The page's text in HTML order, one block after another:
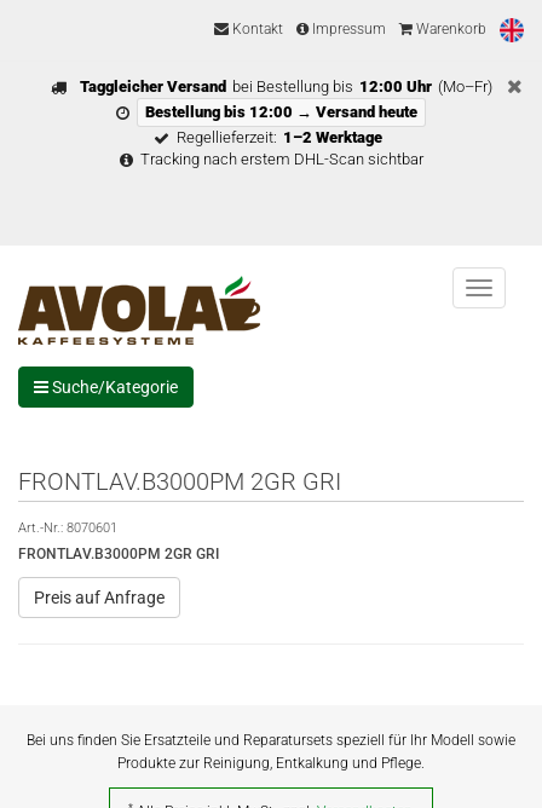
Kontakt Impressum Warenkorb
Taggleicher Versand bei Bestellung bis 12:00 Uhr (Mo–Fr)
Bestellung bis 12:00 → Versand heute
Regellieferzeit: 1–2 Werktage
Tracking nach erstem DHL-Scan sichtbar
Menu
Suche/Kategorie
FRONTLAV.B3000PM 2GR GRI
Art.-Nr.: 8070601
FRONTLAV.B3000PM 2GR GRI
Preis auf Anfrage
Bei uns finden Sie Ersatzteile und Reparatursets speziell für Ihr Modell sowie
Produkte zur Reinigung, Entkalkung und Pflege.